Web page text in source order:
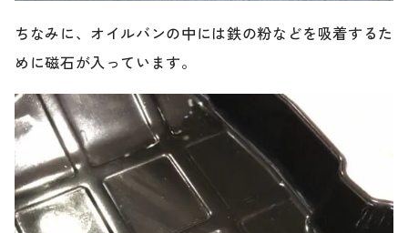
ちなみに、オイルバンの中には鉄の粉などを吸着するた
めに磁石が入っています。